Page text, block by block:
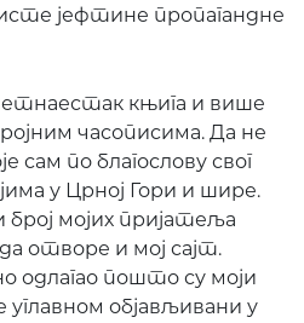
јефтине пропагандне
књига и више
часописима. Да не
сам по благослову свог
у Црној Гори и шире.
мојих пријатеља
отворе и мој сајт.
одлагао пошто су моји
објављивани у